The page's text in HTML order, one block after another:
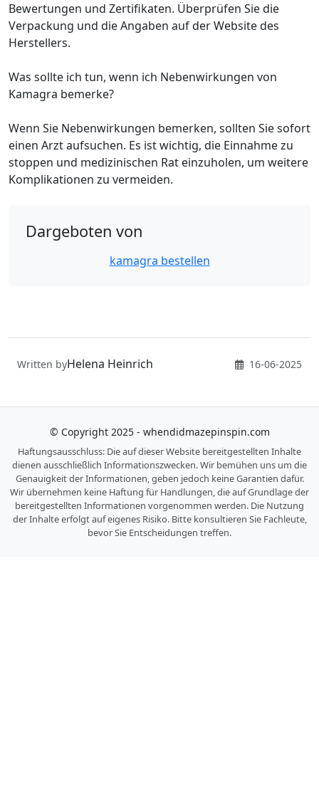
Bewertungen und Zertifikaten. Überprüfen Sie die
Verpackung und die Angaben auf der Website des
Herstellers.
Was sollte ich tun, wenn ich Nebenwirkungen von
Kamagra bemerke?
Wenn Sie Nebenwirkungen bemerken, sollten Sie sofort
einen Arzt aufsuchen. Es ist wichtig, die Einnahme zu
stoppen und medizinischen Rat einzuholen, um weitere
Komplikationen zu vermeiden.
Dargeboten von
kamagra bestellen
Written byHelena Heinrich 16-06-2025
© Copyright 2025 - whendidmazepinspin.com
Haftungsausschluss: Die auf dieser Website bereitgestellten Inhalte
dienen ausschließlich Informationszwecken. Wir bemühen uns um die
Genauigkeit der Informationen, geben jedoch keine Garantien dafür.
Wir übernehmen keine Haftung für Handlungen, die auf Grundlage der
bereitgestellten Informationen vorgenommen werden. Die Nutzung
der Inhalte erfolgt auf eigenes Risiko. Bitte konsultieren Sie Fachleute,
bevor Sie Entscheidungen treffen.